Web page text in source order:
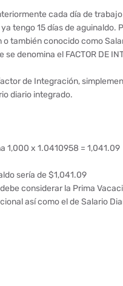
cada día de
tengo 15 días de aguinaldo.
también conocido como
denomina el FACTOR DE
de Integración,
diario integrado.
1,000 x 1.0410958 = 1,041.09
sería de $1,041.09
considerar la Prima
así como el de Salario